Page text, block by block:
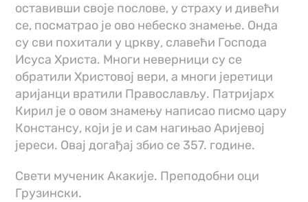
оставивши своје послове, у страху и дивећи
се, посматрао је ово небеско знамење. Онда
су сви похитали у цркву, славећи Господа
Исуса Христа. Многи неверници су се
обратили Христовој вери, а многи јеретици
аријанци вратили Православљу. Патријарх
Кирил је о овом знамењу написао писмо цару
Констансу, који је и сам нагињао Аријевој
јереси. Овај догађај збио се 357. године.
Свети мученик Акакије. Преподобни оци
Грузински.